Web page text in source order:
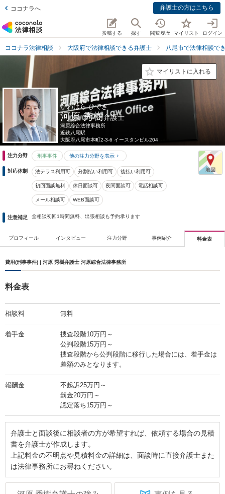
ココナラへ 弁護士の方はこちら
投稿する 探す 閲覧履歴 マイリスト ログイン
ココナラ法律相談 大阪府で法律相談できる弁護士 八尾市で法律相談で
マイリストに入れる
かわはら ひでき
河原 秀樹弁護士
河原綜合法律事務所
近鉄八尾駅
大阪府八尾市本町2-3-6 イースタンビル204
注力分野 刑事事件 他の注力分野を表示
対応体制 法テラス利用可 分割払い利用可 後払い利用可
初回面談無料 休日面談可 夜間面談可 電話相談可
メール相談可 WEB面談可
注意補足 全相談初回1時間無料、出張相談も予約承ります
プロフィール インタビュー 注力分野 事例紹介 料金表
費用(刑事事件) | 河原 秀樹弁護士 河原綜合法律事務所
料金表
相談料 無料
着手金
捜査段階10万円～
公判段階15万円～
捜査段階から公判段階に移行した場合には、着手金は
差額のみとなります。
報酬金
不起訴25万円～
罰金20万円～
認定落ち15万円～
弁護士と面談後に相談者の方が希望すれば、依頼する場合の見積
書を弁護士が作成します。
上記料金の不明点や見積料金の詳細は、面談時に直接弁護士また
は法律事務所にお尋ねください。